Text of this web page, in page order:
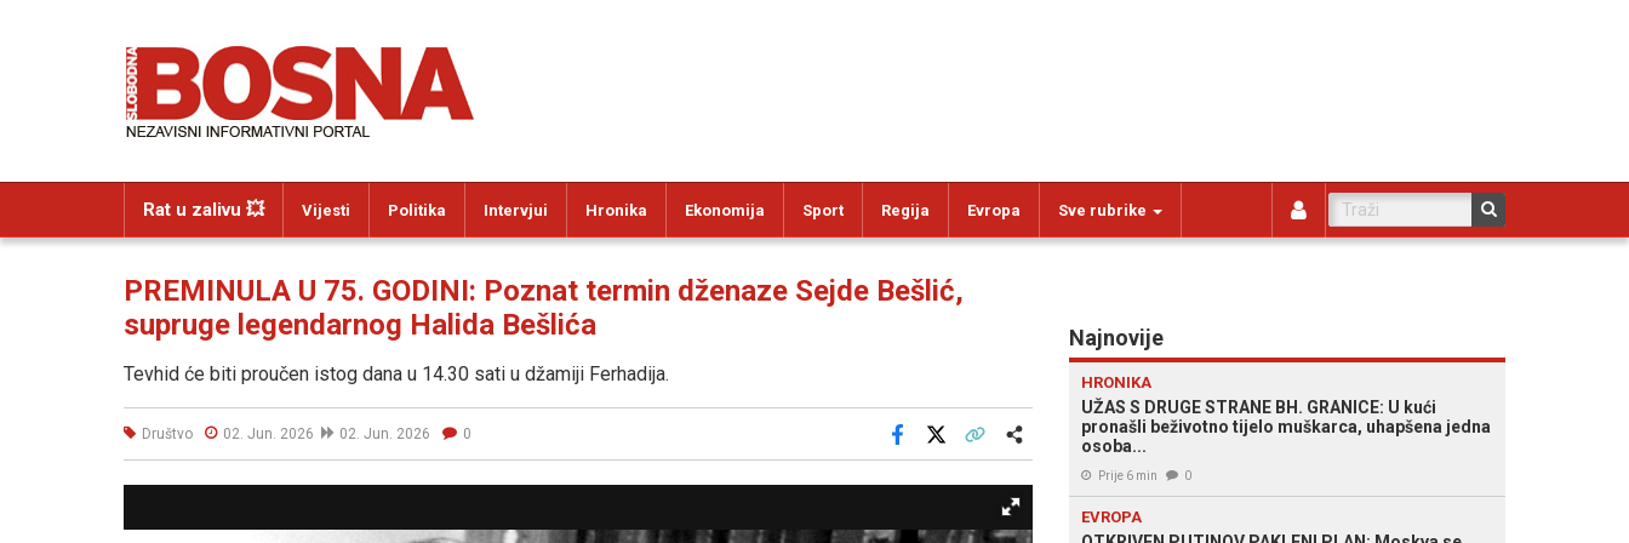
Rat u zalivu 💥 Vijesti Politika Intervjui Hronika Ekonomija Sport Regija Evropa Sve rubrike
PREMINULA U 75. GODINI: Poznat termin dženaze Sejde Bešlić,
supruge legendarnog Halida Bešlića
Tevhid će biti proučen istog dana u 14.30 sati u džamiji Ferhadija.
Društvo 02. Jun. 2026 02. Jun. 2026 0
Facebook
Najnovije
HRONIKA
UŽAS S DRUGE STRANE BH. GRANICE: U kući
pronašli beživotno tijelo muškarca, uhapšena jedna
osoba...
Prije 6 min 0
EVROPA